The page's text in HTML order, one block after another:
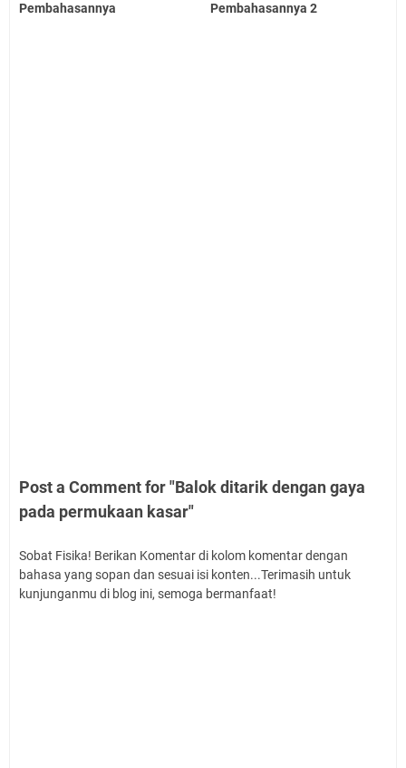
Pembahasannya
Pembahasannya 2
Post a Comment for "Balok ditarik dengan gaya
pada permukaan kasar"
Sobat Fisika! Berikan Komentar di kolom komentar dengan
bahasa yang sopan dan sesuai isi konten...Terimasih untuk
kunjunganmu di blog ini, semoga bermanfaat!